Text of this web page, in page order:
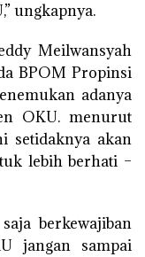
ungkapnya.
Meilwansyah
BPOM Propinsi
adanya
OKU. menurut
setidaknya akan
lebih berhati –
berkewajiban
jangan sampai